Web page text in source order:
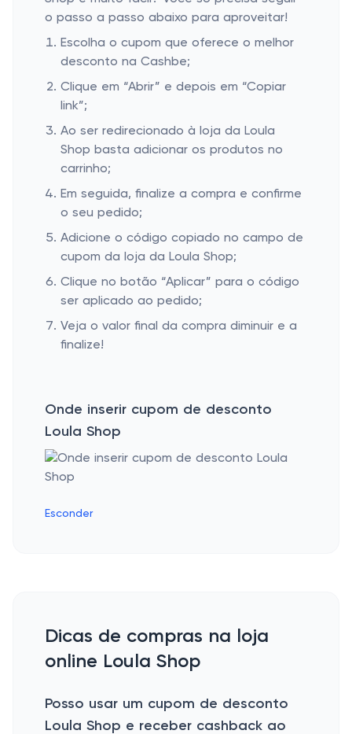
o passo a passo abaixo para aproveitar!
Escolha o cupom que oferece o melhor
desconto na Cashbe;
Clique em “Abrir” e depois em “Copiar
link”;
Ao ser redirecionado à loja da Loula
Shop basta adicionar os produtos no
carrinho;
Em seguida, finalize a compra e confirme
o seu pedido;
Adicione o código copiado no campo de
cupom da loja da Loula Shop;
Clique no botão “Aplicar” para o código
ser aplicado ao pedido;
Veja o valor final da compra diminuir e a
finalize!
Onde inserir cupom de desconto
Loula Shop
Esconder
Dicas de compras na loja
online Loula Shop
Posso usar um cupom de desconto
Loula Shop e receber cashback ao